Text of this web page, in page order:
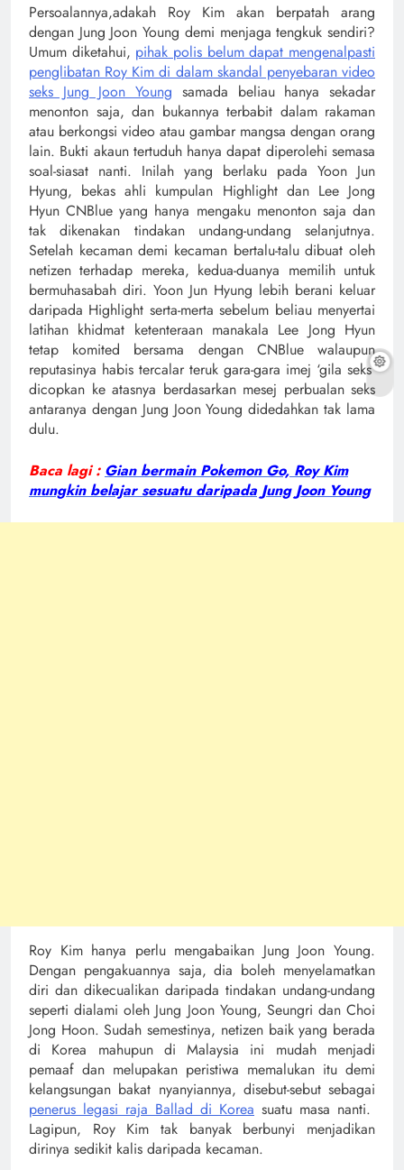
Persoalannya,adakah Roy Kim akan berpatah arang
dengan Jung Joon Young demi menjaga tengkuk sendiri?
Umum diketahui, pihak polis belum dapat mengenalpasti
penglibatan Roy Kim di dalam skandal penyebaran video
seks Jung Joon Young samada beliau hanya sekadar
menonton saja, dan bukannya terbabit dalam rakaman
atau berkongsi video atau gambar mangsa dengan orang
lain. Bukti akaun tertuduh hanya dapat diperolehi semasa
soal-siasat nanti. Inilah yang berlaku pada Yoon Jun
Hyung, bekas ahli kumpulan Highlight dan Lee Jong
Hyun CNBlue yang hanya mengaku menonton saja dan
tak dikenakan tindakan undang-undang selanjutnya.
Setelah kecaman demi kecaman bertalu-talu dibuat oleh
netizen terhadap mereka, kedua-duanya memilih untuk
bermuhasabah diri. Yoon Jun Hyung lebih berani keluar
daripada Highlight serta-merta sebelum beliau menyertai
latihan khidmat ketenteraan manakala Lee Jong Hyun
tetap komited bersama dengan CNBlue walaupun
reputasinya habis tercalar teruk gara-gara imej ‘gila seks’
dicopkan ke atasnya berdasarkan mesej perbualan seks
antaranya dengan Jung Joon Young didedahkan tak lama
dulu.
Baca lagi : Gian bermain Pokemon Go, Roy Kim
mungkin belajar sesuatu daripada Jung Joon Young
Roy Kim hanya perlu mengabaikan Jung Joon Young.
Dengan pengakuannya saja, dia boleh menyelamatkan
diri dan dikecualikan daripada tindakan undang-undang
seperti dialami oleh Jung Joon Young, Seungri dan Choi
Jong Hoon. Sudah semestinya, netizen baik yang berada
di Korea mahupun di Malaysia ini mudah menjadi
pemaaf dan melupakan peristiwa memalukan itu demi
kelangsungan bakat nyanyiannya, disebut-sebut sebagai
penerus legasi raja Ballad di Korea suatu masa nanti.
Lagipun, Roy Kim tak banyak berbunyi menjadikan
dirinya sedikit kalis daripada kecaman.